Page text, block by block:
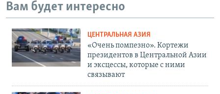
Вам будет интересно
ЦЕНТРАЛЬНАЯ АЗИЯ
«Очень помпезно». Кортежи
президентов в Центральной Азии
и эксцессы, которые с ними
связывают